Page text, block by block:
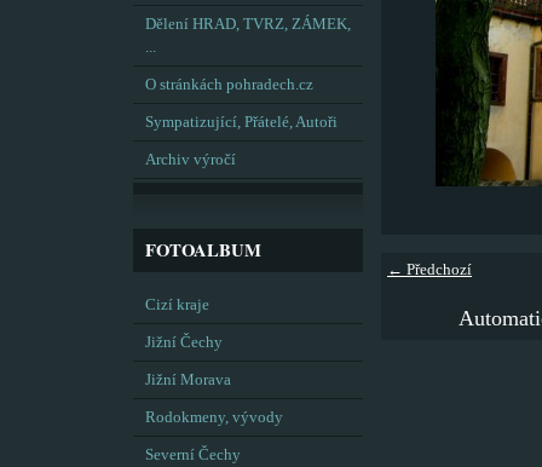
Dělení HRAD, TVRZ, ZÁMEK,
...
O stránkách pohradech.cz
Sympatizující, Přátelé, Autoři
Archiv výročí
FOTOALBUM
Cizí kraje
Jižní Čechy
Jižní Morava
Rodokmeny, vývody
Severní Čechy
← Předchozí